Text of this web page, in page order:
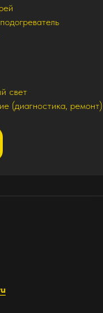
свет
(диагностика, ремонт)